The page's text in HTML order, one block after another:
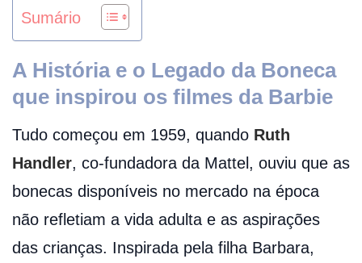
Sumário
A História e o Legado da Boneca
que inspirou os filmes da Barbie
Tudo começou em 1959, quando Ruth
Handler, co-fundadora da Mattel, ouviu que as
bonecas disponíveis no mercado na época
não refletiam a vida adulta e as aspirações
das crianças. Inspirada pela filha Barbara,